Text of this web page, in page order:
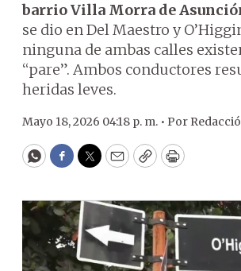
barrio Villa Morra de
se dio en Del Maestro y
ninguna de ambas calles
“pare”. Ambos conductores
heridas leves.
Mayo 18, 2026 04:18 p. m. • Por
WhatsApp
Facebook
Twitter
EmailCopyPrint